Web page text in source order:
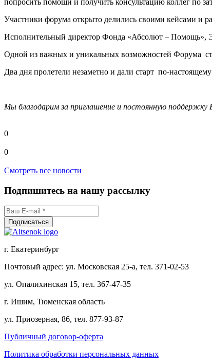
Участники форума открыто делились своими кейсами и
Исполнительный директор Фонда «Абсолют – Помощь»,
Одной из важных и уникальных возможностей Форума
Два дня пролетели незаметно и дали старт по-
Мы благодарим за приглашение и постоянную
0
0
Смотреть все новости
Подпишитесь на нашу рассылку
г. Екатеринбург
Почтовый адрес: ул. Московская 25-а, тел. 371-02-53
ул. Опалихинская 15, тел. 367-47-35
г. Ишим, Тюменская область
ул. Приозерная, 86, тел. 877-93-87
Публичный договор-оферта
Политика обработки персональных данных